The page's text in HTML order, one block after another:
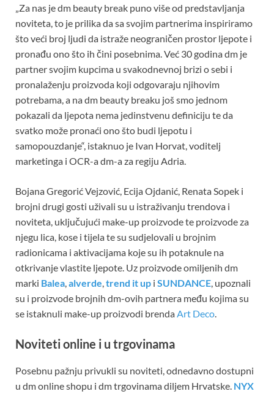
„Za nas je dm beauty break puno više od predstavljanja
noviteta, to je prilika da sa svojim partnerima inspiriramo
što veći broj ljudi da istraže neograničen prostor ljepote i
pronađu ono što ih čini posebnima. Već 30 godina dm je
partner svojim kupcima u svakodnevnoj brizi o sebi i
pronalaženju proizvoda koji odgovaraju njihovim
potrebama, a na dm beauty breaku još smo jednom
pokazali da ljepota nema jedinstvenu definiciju te da
svatko može pronaći ono što budi ljepotu i
samopouzdanje“, istaknuo je Ivan Horvat, voditelj
marketinga i OCR-a dm-a za regiju Adria.
Bojana Gregorić Vejzović, Ecija Ojdanić, Renata Sopek i
brojni drugi gosti uživali su u istraživanju trendova i
noviteta, uključujući make-up proizvode te proizvode za
njegu lica, kose i tijela te su sudjelovali u brojnim
radionicama i aktivacijama koje su ih potaknule na
otkrivanje vlastite ljepote. Uz proizvode omiljenih dm
marki Balea,alverde,trend it up i SUNDANCE, upoznali
su i proizvode brojnih dm-ovih partnera među kojima su
se istaknuli make-up proizvodi brendaArt Deco.
Noviteti online i u trgovinama
Posebnu pažnju privukli su noviteti, odnedavno dostupni
u dm online shopu i dm trgovinama diljem Hrvatske. NYX